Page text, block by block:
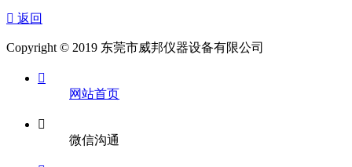
 返回
Copyright © 2019 东莞市威邦仪器设备有限公司

网站首页

微信沟通